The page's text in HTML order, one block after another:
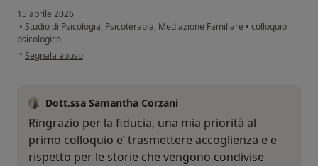
15 aprile 2026
• Studio di Psicologia, Psicoterapia, Mediazione Familiare • colloquio
psicologico
• secondo l'opinione dell'utente S.C.
Segnala abuso
Dott.ssa Samantha Corzani
Ringrazio per la fiducia, una mia priorità al
primo colloquio e’ trasmettere accoglienza e e
rispetto per le storie che vengono condivise